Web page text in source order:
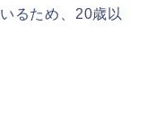
るため、20歳以